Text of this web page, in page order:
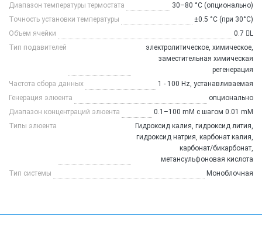
Диапазон температуры термостата
30–80 °C (опционально)
Точность установки температуры
±0.5 °C (при 30°C)
Объем ячейки
0.7 L
Тип подавителей
электролитическое, химическое,
заместительная химическая
регенерация
Частота сбора данных
1 - 100 Hz, устанавливаемая
Генерация элюента
опционально
Диапазон концентраций элюента
0.1–100 mM с шагом 0.01 mM
Типы элюента
Гидроксид калия, гидроксид лития,
гидроксид натрия, карбонат калия,
карбонат/бикарбонат,
метансульфоновая кислота
Тип системы
Моноблочная